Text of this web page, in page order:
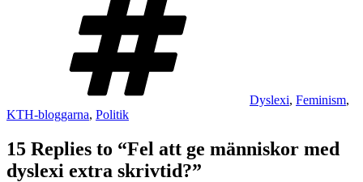
Dyslexi, Feminism,
KTH-bloggarna, Politik
15 Replies to “Fel att ge människor med
dyslexi extra skrivtid?”